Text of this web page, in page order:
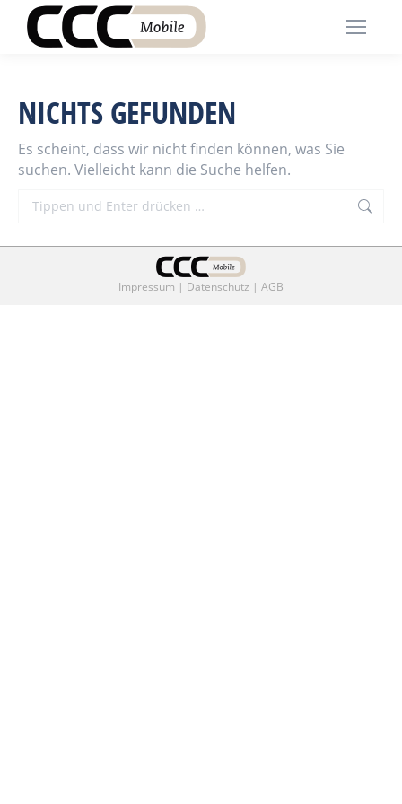
NICHTS GEFUNDEN
Es scheint, dass wir nicht finden können, was Sie
suchen. Vielleicht kann die Suche helfen.
Search:
Impressum | Datenschutz | AGB